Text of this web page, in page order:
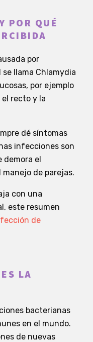
POR QUÉ
por
llama Chlamydia
por ejemplo
recto y la
dé síntomas
infecciones son
demora el
de parejas.
con una
este resumen
de
LA
bacterianas
en el mundo.
de nuevas